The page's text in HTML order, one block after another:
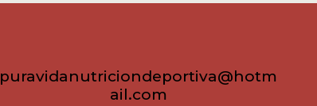
puravidanutriciondeportiva@hotm
ail.com